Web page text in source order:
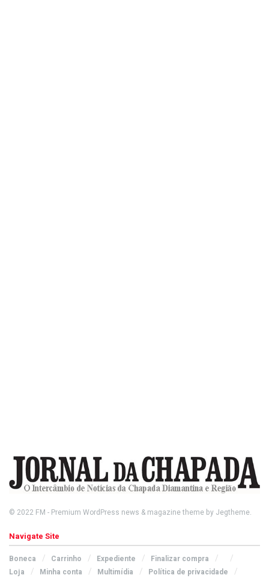
© 2022 FM - Premium WordPress news & magazine theme by Jegtheme.
Navigate Site
Boneca Carrinho Expediente
Finalizar compra
Loja
Minha conta Multimídia
Política de privacidade